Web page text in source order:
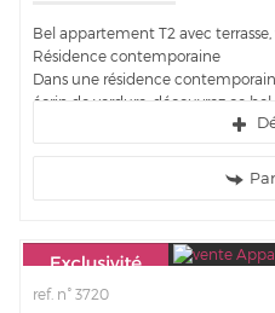
Bel appartement T2 avec
Résidence contemporaine
Dans une résidence
écrin de verdure, découvrez ce
ref. n° 3720